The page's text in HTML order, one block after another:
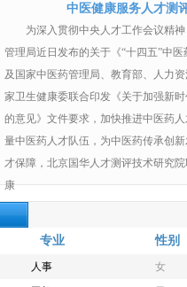
江春
万如辉
徐新红
欧阳国华
叶亮
中医健康服务人才测
为深入贯彻中央人才工作会议精
管理局近日发布的关于《“十四五”中医
及国家中医药管理局、教育部、人力
家卫生健康委联合印发《关于加强新
的意见》文件要求，加快推进中医药
量中医药人才队伍，为中医药传承创
才保障，北京国华人才测评技术研究
康
专业 性别
人事 女